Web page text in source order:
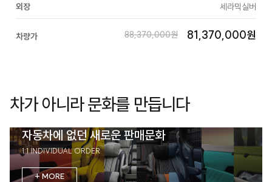
외장
세라믹실버
차량가 88,370,000원 81,370,000원
차가 아니라 문화를 만듭니다
자동차에 없던 새로운 판매문화
1:1 INDIVIDUAL ORDER
+ MORE